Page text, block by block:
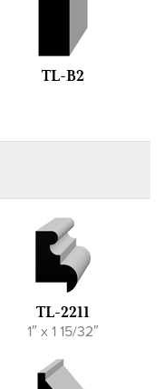
TL-B2
TL-2211
1″ x 1 15/32″